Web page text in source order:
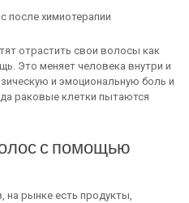
после химиотерапии
отрастить свои волосы как
Это меняет человека внутри и
и эмоциональную боль и
раковые клетки пытаются
с помощью
рынке есть продукты,